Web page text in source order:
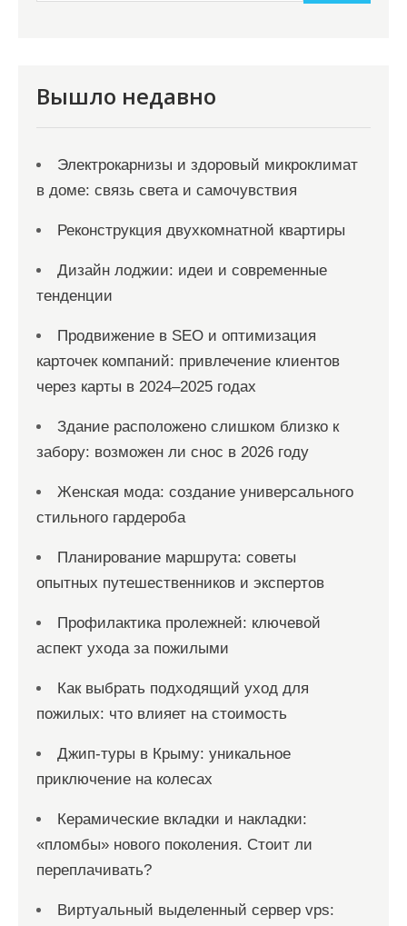
Вышло недавно
Электрокарнизы и здоровый микроклимат
в доме: связь света и самочувствия
Реконструкция двухкомнатной квартиры
Дизайн лоджии: идеи и современные
тенденции
Продвижение в SEO и оптимизация
карточек компаний: привлечение клиентов
через карты в 2024–2025 годах
Здание расположено слишком близко к
забору: возможен ли снос в 2026 году
Женская мода: создание универсального
стильного гардероба
Планирование маршрута: советы
опытных путешественников и экспертов
Профилактика пролежней: ключевой
аспект ухода за пожилыми
Как выбрать подходящий уход для
пожилых: что влияет на стоимость
Джип-туры в Крыму: уникальное
приключение на колесах
Керамические вкладки и накладки:
«пломбы» нового поколения. Стоит ли
переплачивать?
Виртуальный выделенный сервер vps: